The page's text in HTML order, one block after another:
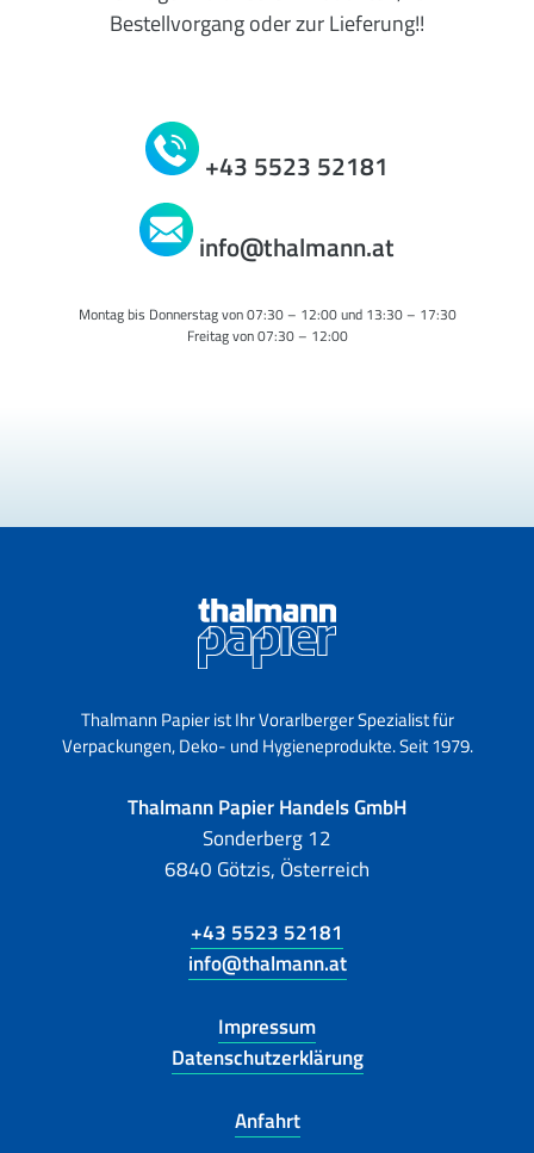
Bestellvorgang oder zur Lieferung!!
+43 5523 52181
info@thalmann.at
Montag bis Donnerstag von 07:30 – 12:00 und 13:30 – 17:30
Freitag von 07:30 – 12:00
Thalmann Papier ist Ihr Vorarlberger Spezialist für
Verpackungen, Deko- und Hygieneprodukte. Seit 1979.
Thalmann Papier Handels GmbH
Sonderberg 12
6840 Götzis, Österreich
+43 5523 52181
info@thalmann.at
Impressum
Datenschutzerklärung
Anfahrt